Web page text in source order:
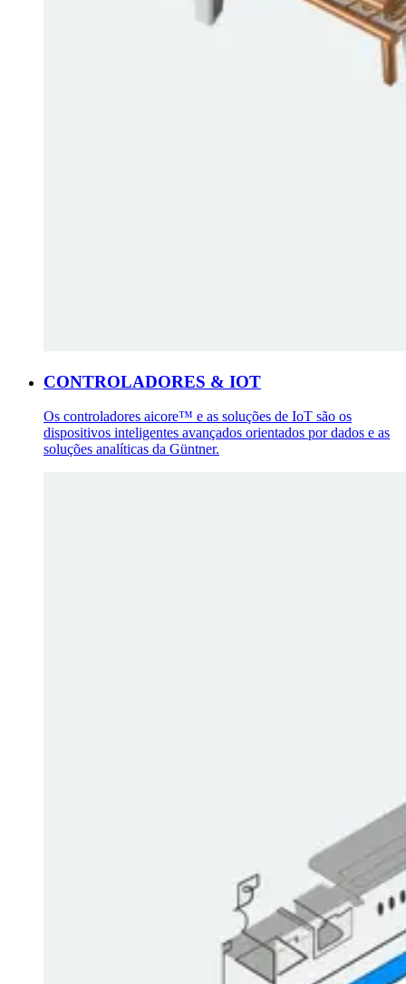
CONTROLADORES & IOT
Os controladores aicore™ e as soluções de IoT são os
dispositivos inteligentes avançados orientados por dados e as
soluções analíticas da Güntner.